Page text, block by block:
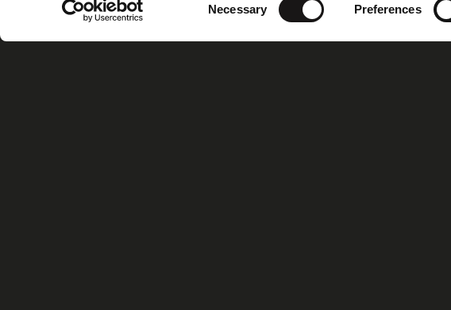
Necessary Preferences